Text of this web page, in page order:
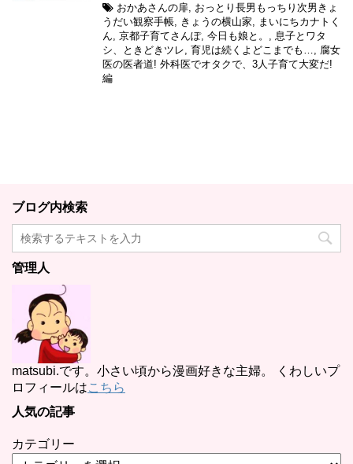
おかあさんの扉, おっとり長男もっちり次男きょ
うだい観察手帳, きょうの横山家, まいにちカナトく
ん, 京都子育てさんぽ, 今日も娘と。 , 息子とワタ
シ、ときどきツレ, 育児は続くよどこまでも…, 腐女
医の医者道! 外科医でオタクで、3人子育て大変だ!
編
ブログ内検索
管理人
matsubi.です。小さい頃から漫画好きな主婦。 くわしいプ
ロフィールはこちら
人気の記事
カテゴリー